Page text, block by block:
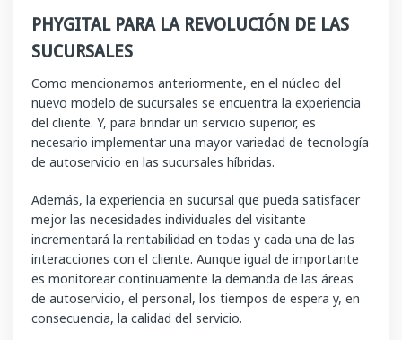
PHYGITAL PARA LA REVOLUCIÓN DE LAS
SUCURSALES
Como mencionamos anteriormente, en el núcleo del
nuevo modelo de sucursales se encuentra la experiencia
del cliente. Y, para brindar un servicio superior, es
necesario implementar una mayor variedad de tecnología
de autoservicio en las sucursales híbridas.
Además, la experiencia en sucursal que pueda satisfacer
mejor las necesidades individuales del visitante
incrementará la rentabilidad en todas y cada una de las
interacciones con el cliente. Aunque igual de importante
es monitorear continuamente la demanda de las áreas
de autoservicio, el personal, los tiempos de espera y, en
consecuencia, la calidad del servicio.